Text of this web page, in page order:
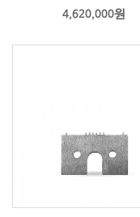
4,620,000원